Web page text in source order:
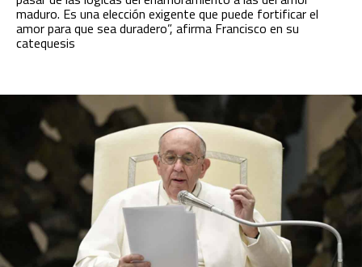
maduro. Es una elección exigente que puede fortificar el
amor para que sea duradero”, afirma Francisco en su
catequesis